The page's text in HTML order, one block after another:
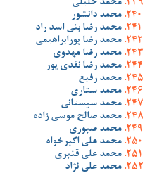
محمد خلیلی
محمد دانشور
محمد رضا بنی اسد راد
محمد رضا پورابراهیمی
محمد رضا مهدوی
محمد رضا نقدی پور
محمد رفیع
محمد ستاری
محمد سیستانی
محمد صالح موسی زاده
محمد صبوری
محمد علی اکبرخواه
محمد علی قنبری
محمد علی نژاد